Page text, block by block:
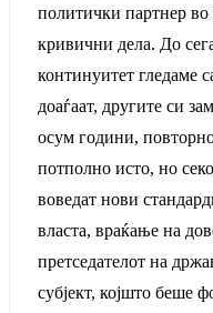
политички партнер во
кривични дела. До
континуитет гледаме
доаѓаат, другите си
осум години,
потполно исто, но
воведат нови
власта, враќање на
претседателот на
субјект, којшто беше